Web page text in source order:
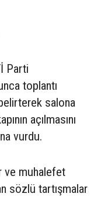
Parti
toplantı
salona
açılmasını
vurdu.
ve muhalefet
sözlü tartışmalar